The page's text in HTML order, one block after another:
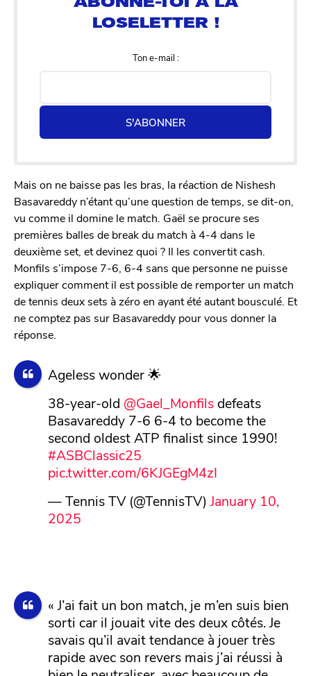
Ton e-mail :
S'ABONNER
Mais on ne baisse pas les bras, la réaction de Nishesh
Basavareddy n’étant qu’une question de temps, se dit-on,
vu comme il domine le match. Gaël se procure ses
premières balles de break du match à 4-4 dans le
deuxième set, et devinez quoi ? Il les convertit cash.
Monfils s’impose 7-6, 6-4 sans que personne ne puisse
expliquer comment il est possible de remporter un match
de tennis deux sets à zéro en ayant été autant bousculé. Et
ne comptez pas sur Basavareddy pour vous donner la
réponse.
Ageless wonder 🌟
38-year-old @Gael_Monfilsdefeats
Basavareddy 7-6 6-4 to become the
second oldest ATP finalist since 1990!
#ASBClassic25
pic.twitter.com/6KJGEgM4zI
— Tennis TV (@TennisTV) January 10,
2025
« J’ai fait un bon match, je m’en suis bien
sorti car il jouait vite des deux côtés. Je
savais qu’il avait tendance à jouer très
rapide avec son revers mais j’ai réussi à